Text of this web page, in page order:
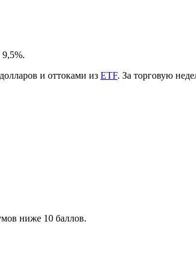
9,5%.
и оттоками из ETF. За торговую
ниже 10 баллов.